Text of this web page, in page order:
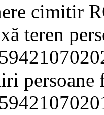
cimitir
teren
persoane